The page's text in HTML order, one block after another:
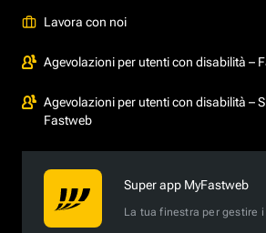
Lavora con noi
Agevolazioni per utenti con disabilità –
Agevolazioni per utenti con disabilità –
Fastweb
Super app MyFastweb
La tua finestra per gestire